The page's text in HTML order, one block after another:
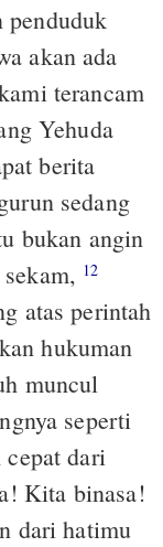
penduduk
akan ada
terancam
Yehuda
berita
sedang
bukan angin
12
atas perintah
hukuman
muncul
seperti
dari
Kita binasa!
dari hatimu